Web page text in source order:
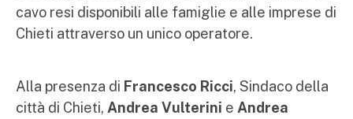
cavo resi disponibili alle famiglie e alle imprese di
Chieti attraverso un unico operatore.
Alla presenza di Francesco Ricci, Sindaco della
città di Chieti, Andrea Vulterini e Andrea